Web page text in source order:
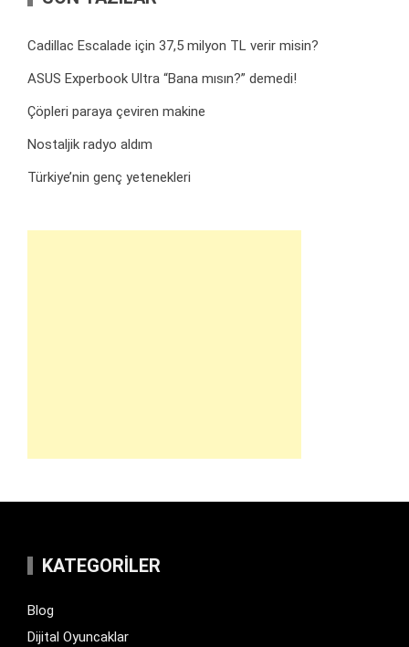
Cadillac Escalade için 37,5 milyon TL verir misin?
ASUS Experbook Ultra “Bana mısın?” demedi!
Çöpleri paraya çeviren makine
Nostaljik radyo aldım
Türkiye’nin genç yetenekleri
KATEGORILER
Blog
Dijital Oyuncaklar